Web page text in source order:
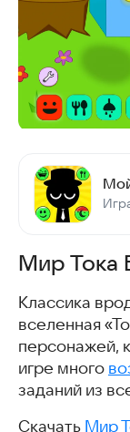
Мир Тока
Классика
вселенная
персонажей,
игре много
заданий из
Скачать Мир